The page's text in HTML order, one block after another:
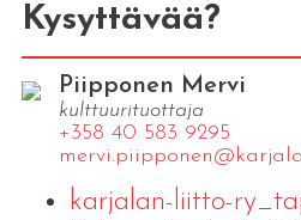
Kysyttävää?
Piipponen Mervi
kulttuurituottaja
+358 40 583 9295
karjalan-liitto-